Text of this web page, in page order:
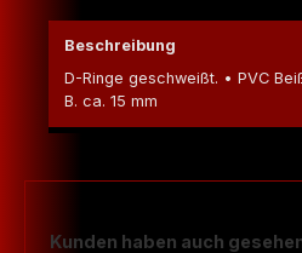
Beschreibung
D-Ringe geschweißt. • PVC
B. ca. 15 mm
Produktgalerie überspringen
Kunden haben auch